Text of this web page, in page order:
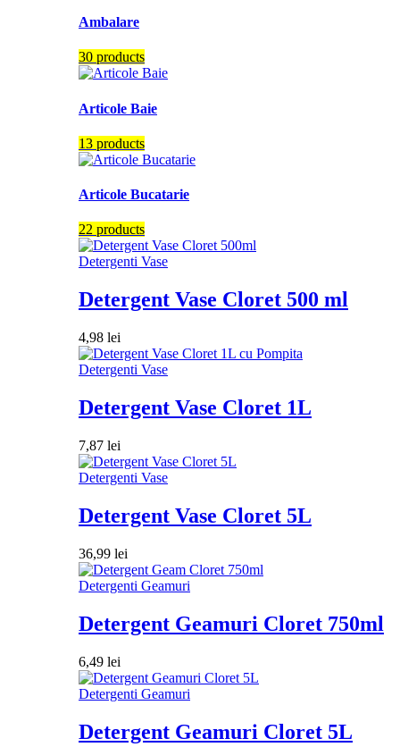
Ambalare
30 products
Articole Baie
13 products
Articole Bucatarie
22 products
Detergenti Vase
Detergent Vase Cloret 500 ml
4,98 lei
Detergenti Vase
Detergent Vase Cloret 1L
7,87 lei
Detergenti Vase
Detergent Vase Cloret 5L
36,99 lei
Detergenti Geamuri
Detergent Geamuri Cloret 750ml
6,49 lei
Detergenti Geamuri
Detergent Geamuri Cloret 5L